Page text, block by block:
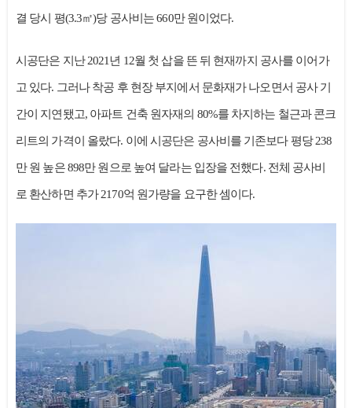
결 당시 평(3.3㎡)당 공사비는 660만 원이었다.
시공단은 지난 2021년 12월 첫 삽을 뜬 뒤 현재까지 공사를 이어가
고 있다. 그러나 착공 후 현장 부지에서 문화재가 나오면서 공사 기
간이 지연됐고, 아파트 건축 원자재의 80%를 차지하는 철근과 콘크
리트의 가격이 올랐다. 이에 시공단은 공사비를 기존보다 평당 238
만 원 높은 898만 원으로 높여 달라는 입장을 전했다. 전체 공사비
로 환산하면 추가 2170억 원가량을 요구한 셈이다.